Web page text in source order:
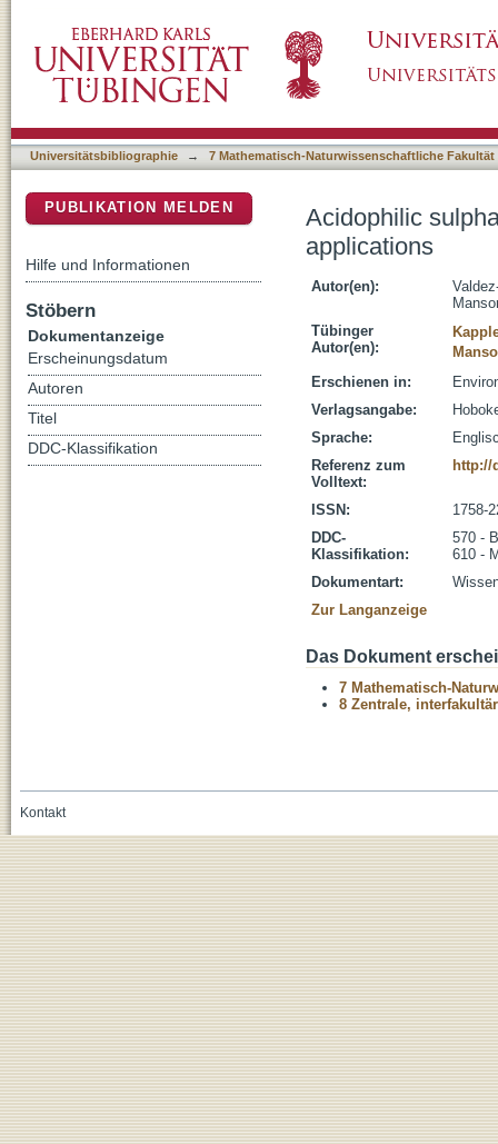
Universitätsbibliographie → 7 Mathematisch-Naturwissenschaftliche Fakultät
Acidophilic
applications
Autor(en):
Tübinger
Autor(en):
Erschienen in:
Verlagsangabe:
Sprache:
Referenz zum
Volltext:
http://
ISSN:
1758-
DDC-
Klassifikation:
570 -
610 -
Dokumentart:
Zur Langanzeige
Das Dokument
7 Mathematisch-
8 Zentrale,
PUBLIKATION MELDEN
Hilfe und Informationen
Stöbern
Dokumentanzeige
Erscheinungsdatum
Autoren
Titel
DDC-Klassifikation
Kontakt